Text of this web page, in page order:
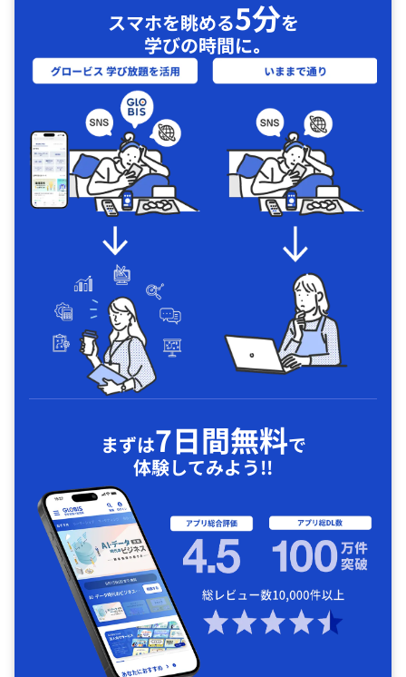
スマホを眺める5分を
学びの時間に｡
まずは7日間無料で
体験してみよう!!